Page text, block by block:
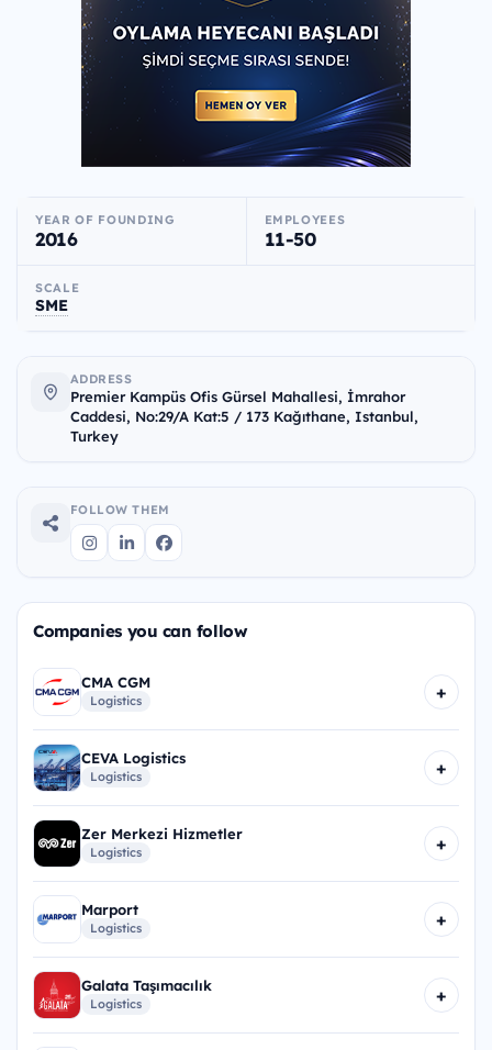
YEAR OF FOUNDING
2016
EMPLOYEES
11-50
SCALE
SME
ADDRESS
Premier Kampüs Ofis Gürsel Mahallesi, İmrahor
Caddesi, No:29/A Kat:5 / 173 Kağıthane, Istanbul,
Turkey
FOLLOW THEM
Companies you can follow
CMA CGM
Logistics +
CEVA Logistics
Logistics +
Zer Merkezi Hizmetler
Logistics +
Marport
Logistics +
Galata Taşımacılık
Logistics +